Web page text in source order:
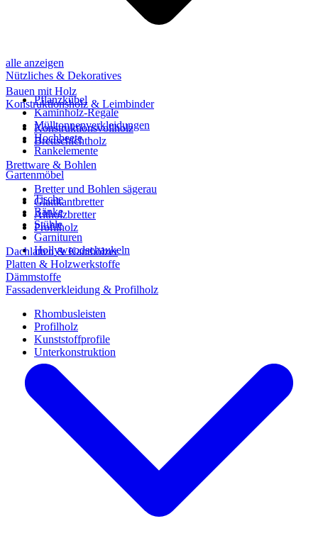
alle anzeigen
Nützliches & Dekoratives
Pflanzkübel
Kaminholz-Regale
Mülltonnenverkleidungen
Hochbeete
Rankelemente
Gartenmöbel
Tische
Bänke
Stühle
Garnituren
Hollywoodschaukeln
Bauen mit Holz
Konstruktionsholz & Leimbinder
Konstruktionsvollholz
Brettschichtholz
Brettware & Bohlen
Bretter und Bohlen sägerau
Glattkantbretter
Altholzbretter
Profilholz
Dachlatten & Kanthölzer
Platten & Holzwerkstoffe
Dämmstoffe
Fassadenverkleidung & Profilholz
Rhombusleisten
Profilholz
Kunststoffprofile
Unterkonstruktion